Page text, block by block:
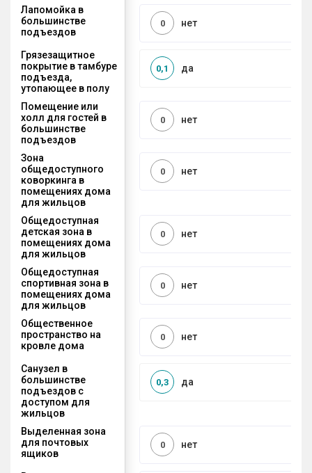
Лапомойка в
большинстве
подъездов
нет
0
Грязезащитное
покрытие в тамбуре
подъезда,
утопающее в полу
да
0,1
Помещение или
холл для гостей в
большинстве
подъездов
нет
0
Зона
общедоступного
коворкинга в
помещениях дома
для жильцов
нет
0
Общедоступная
детская зона в
помещениях дома
для жильцов
нет
0
Общедоступная
спортивная зона в
помещениях дома
для жильцов
нет
0
Общественное
пространство на
кровле дома
нет
0
Санузел в
большинстве
подъездов с
доступом для
жильцов
да
0,3
Выделенная зона
для почтовых
ящиков
нет
0